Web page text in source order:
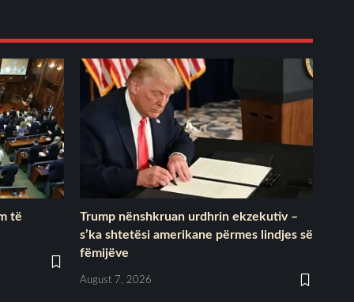
të
Trump nënshkruan urdhrin ekzekutiv –
s’ka shtetësi amerikane përmes lindjes së
fëmijëve
August 7, 2026